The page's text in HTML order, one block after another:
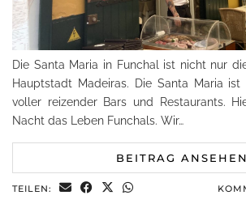
Die Santa Maria in Funchal ist nicht nur
Hauptstadt Madeiras. Die Santa Maria
voller reizender Bars und Restaurants.
Nacht das Leben Funchals. Wir…
BEITRAG ANSEHEN
TEILEN: